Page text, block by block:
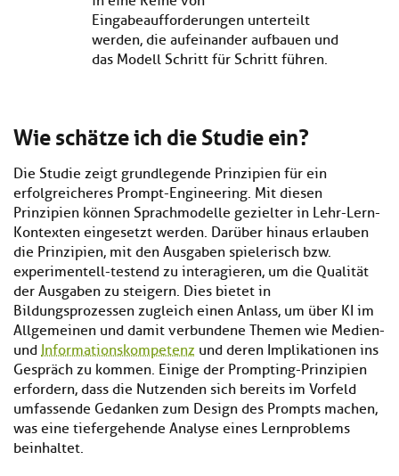
Eingabeaufforderungen unterteilt
werden, die aufeinander aufbauen und
das Modell Schritt für Schritt führen.
Wie schätze ich die Studie ein?
Die Studie zeigt grundlegende Prinzipien für ein
erfolgreicheres Prompt-Engineering. Mit diesen
Prinzipien können Sprachmodelle gezielter in Lehr-Lern-
Kontexten eingesetzt werden. Darüber hinaus erlauben
die Prinzipien, mit den Ausgaben spielerisch bzw.
experimentell-testend zu interagieren, um die Qualität
der Ausgaben zu steigern. Dies bietet in
Bildungsprozessen zugleich einen Anlass, um über KI im
Allgemeinen und damit verbundene Themen wie Medien-
und Informationskompetenz und deren Implikationen ins
Gespräch zu kommen. Einige der Prompting-Prinzipien
erfordern, dass die Nutzenden sich bereits im Vorfeld
umfassende Gedanken zum Design des Prompts machen,
was eine tiefergehende Analyse eines Lernproblems
beinhaltet.